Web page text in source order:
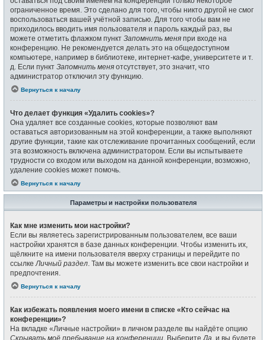
ограниченное время. Это сделано для того, чтобы никто другой не смог
воспользоваться вашей учётной записью. Для того чтобы вам не
приходилось вводить имя пользователя и пароль каждый раз, вы
можете отметить флажком пункт Запомнить меня при входе на
конференцию. Не рекомендуется делать это на общедоступном
компьютере, например в библиотеке, интернет-кафе, университете и т.
д. Если пункт Запомнить меня отсутствует, это значит, что
администратор отключил эту функцию.
Вернуться к началу
Что делает функция «Удалить cookies»?
Она удаляет все созданные cookies, которые позволяют вам
оставаться авторизованным на этой конференции, а также выполняют
другие функции, такие как отслеживание прочитанных сообщений, если
эта возможность включена администратором. Если вы испытываете
трудности со входом или выходом на данной конференции, возможно,
удаление cookies может помочь.
Вернуться к началу
Параметры и настройки пользователя
Как мне изменить мои настройки?
Если вы являетесь зарегистрированным пользователем, все ваши
настройки хранятся в базе данных конференции. Чтобы изменить их,
щёлкните на имени пользователя вверху страницы и перейдите по
ссылкеЛичный раздел. Там вы можете изменить все свои настройки и
предпочтения.
Вернуться к началу
Как избежать появления моего имени в списке «Кто сейчас на
конференции»?
На вкладке «Личные настройки» в личном разделе вы найдёте опцию
Скрывать моё пребывание на конференции. ВыберитеДа, и вы будете